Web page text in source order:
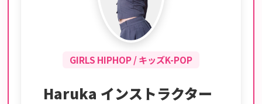
GIRLS HIPHOP / キッズK-POP
Haruka インストラクター